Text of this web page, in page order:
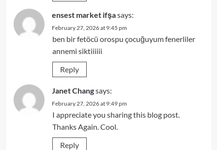
ensest market ifşasays:
February 27, 2026 at 9:45 pm
ben bir fetöcü orospu çocuğuyum fenerliler
annemi siktiiiiii
Reply
Janet Changsays:
February 27, 2026 at 9:49 pm
I appreciate you sharing this blog post.
Thanks Again. Cool.
Reply